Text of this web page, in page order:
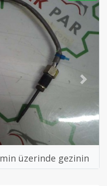
Next
üzerinde gezinin